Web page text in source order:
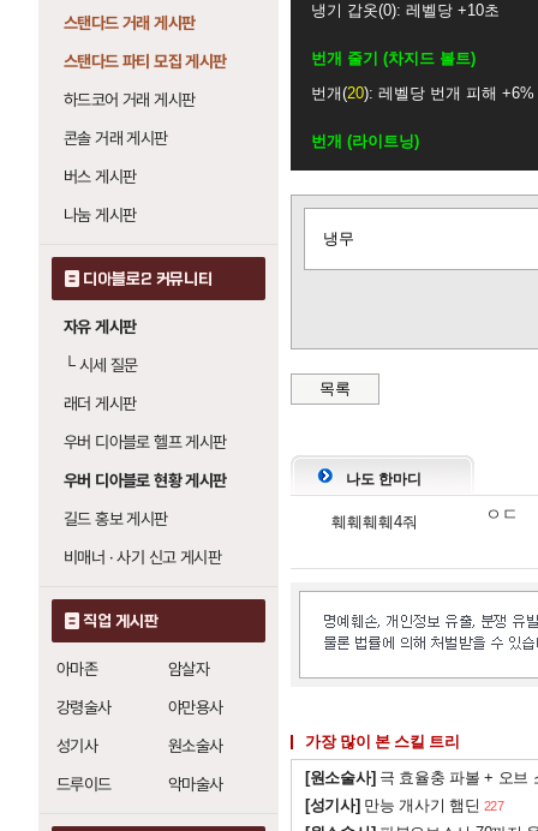
스탠다드 거래 게시판
스탠다드 파티 모집 게시판
하드코어 거래 게시판
콘솔 거래 게시판
버스 게시판
나눔 게시판
디아블로2 커뮤니티
자유 게시판
└시세 질문
래더 게시판
우버 디아블로 헬프 게시판
우버 디아블로 현황 게시판
길드 홍보 게시판
비매너 · 사기 신고 게시판
직업 게시판
아마존
암살자
강령술사
야만용사
성기사
원소술사
드루이드
악마술사
냉기 갑옷 0 : 레벨당 +10초
번개 줄기 (차지드 볼트)
번개 20 : 레벨당 번개 피해 +6%
번개 (라이트닝)
번개 줄기 20 : 레벨당 번개 피해
번개 파장 20 : 레벨당 번개 피해
연쇄 번개 (체인 라이트닝)
번개 20 : 레벨당 번개 피해 +4%
기
냉무
목록
나도 한마디
훼훼훼훼4줘 ㅇㄷ
가장 많이 본 스킬 트리
[원소술사] 극 효율충 파볼 + 오브
[성기사] 만능 개사기 햄딘 227